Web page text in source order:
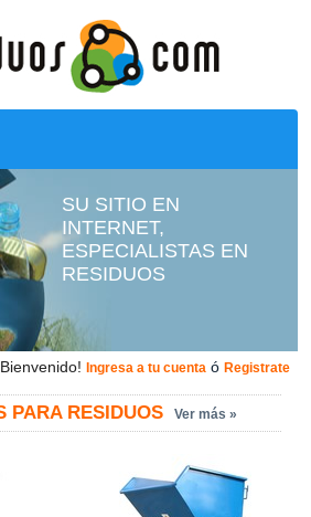
SU SITIO EN
INTERNET,
ESPECIALISTAS EN
RESIDUOS
Bienvenido! Ingresa a tu cuenta ó Registrate
PARA RESIDUOS Ver más »